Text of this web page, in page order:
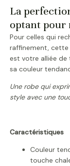
La
optant pour
Pour celles qui
raffinement, cette
est votre alliée de
sa couleur
Une robe qui
style avec une
Caractéristiques
Couleur
touche